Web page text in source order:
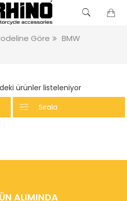
Göre
BMW
ürünler listeleniyor
Sırala
ALIMINDA